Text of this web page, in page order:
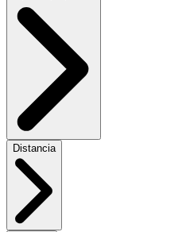
Distancia